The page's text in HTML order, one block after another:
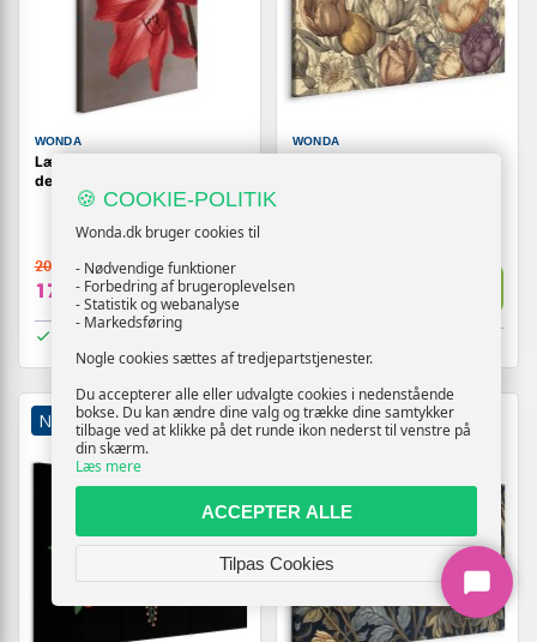
WONDA
Lærredsbillede Rød Blomst 1-
delt lodret
209,-
179,- Vis
WONDA
179,-
NY TILBUD NY TILBUD
🍪 COOKIE-POLITIK
Wonda.dk bruger cookies til
- Nødvendige funktioner
- Forbedring af brugeroplevelsen
- Statistik og webanalyse
- Markedsføring
Nogle cookies sættes af tredjepartstjenester.
Du accepterer alle eller udvalgte cookies i nedenstående
bokse. Du kan ændre dine valg og trække dine samtykker
tilbage ved at klikke på det runde ikon nederst til venstre på
din skærm.
Læs mere
ACCEPTER ALLE
Tilpas Cookies